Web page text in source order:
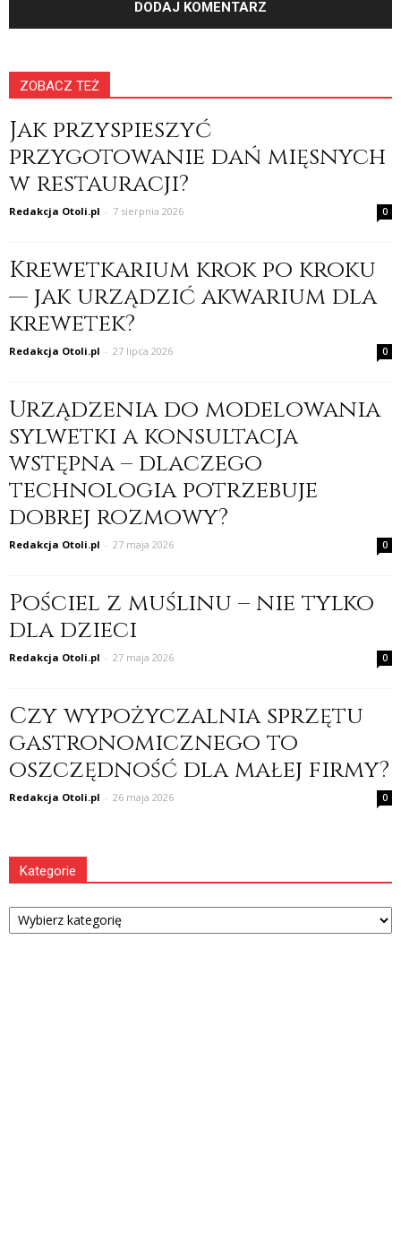
ZOBACZ TEŻ
Jak przyspieszyć
przygotowanie dań mięsnych
w restauracji?
Redakcja Otoli.pl - 7 sierpnia 2026 0
Krewetkarium krok po kroku
— jak urządzić akwarium dla
krewetek?
Redakcja Otoli.pl - 27 lipca 2026 0
Urządzenia do modelowania
sylwetki a konsultacja
wstępna – dlaczego
technologia potrzebuje
dobrej rozmowy?
Redakcja Otoli.pl - 27 maja 2026 0
Pościel z muślinu – nie tylko
dla dzieci
Redakcja Otoli.pl - 27 maja 2026 0
Czy wypożyczalnia sprzętu
gastronomicznego to
oszczędność dla małej firmy?
Redakcja Otoli.pl - 26 maja 2026 0
Kategorie
Kategorie